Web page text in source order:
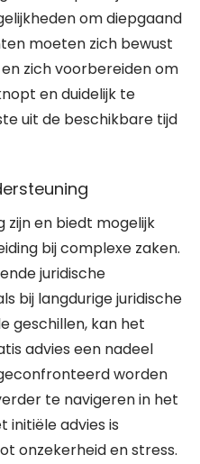
om diepgaand
moeten zich bewust
zich voorbereiden om
en duidelijk te
uit de beschikbare tijd
zijn en biedt mogelijk
bij complexe zaken.
juridische
bij langdurige juridische
geschillen, kan het
advies een nadeel
worden
te navigeren in het
initiële advies is
onzekerheid en stress.